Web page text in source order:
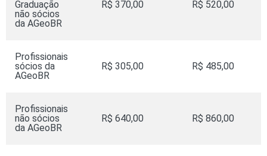
Graduação
não sócios
da AGeoBR
R$ 370,00 R$ 520,00
Profissionais
sócios da
AGeoBR
R$ 305,00 R$ 485,00
Profissionais
não sócios
da AGeoBR
R$ 640,00 R$ 860,00